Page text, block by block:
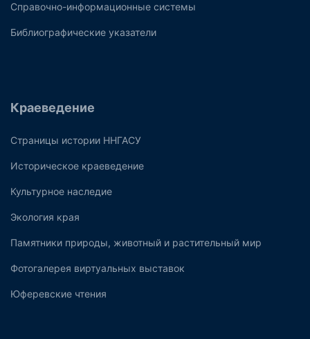
Справочно-информационные системы
Библиографические указатели
Краеведение
Страницы истории ННГАСУ
Историческое краеведение
Культурное наследие
Экология края
Памятники природы, животный и растительный мир
Фотогалерея виртуальных выставок
Юферевские чтения